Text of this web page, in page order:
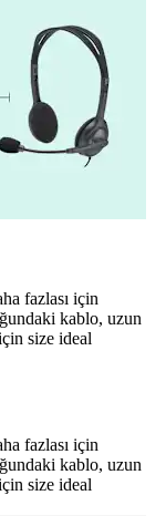
fazlası için
kablo, uzun
size ideal
fazlası için
kablo, uzun
size ideal